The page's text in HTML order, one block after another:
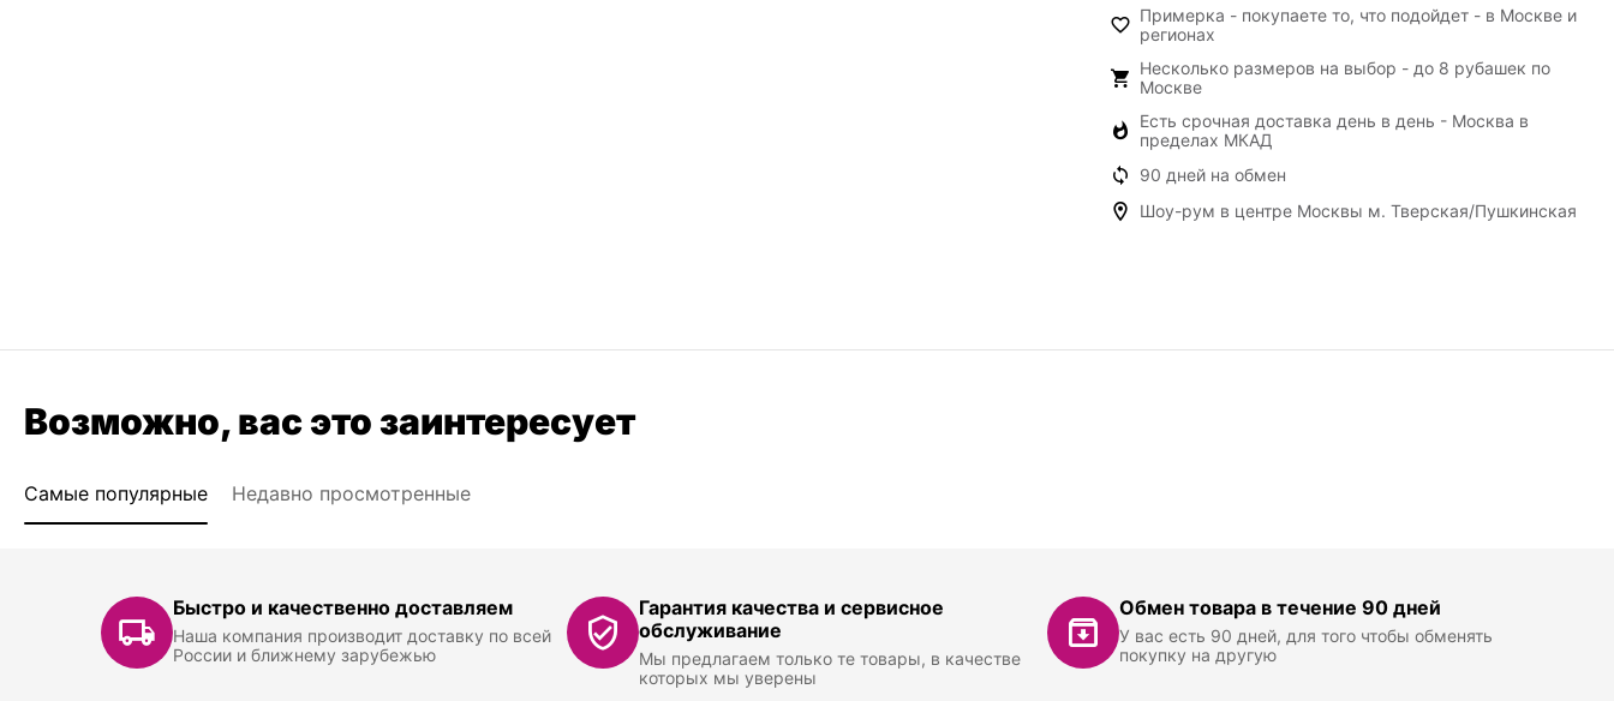
Примерка - покупаете то, что подойдет - в Москве и
регионах
Несколько размеров на выбор - до 8 рубашек по
Москве
Есть срочная доставка день в день - Москва в
пределах МКАД
90 дней на обмен
Шоу-рум в центре Москвы м. Тверская/Пушкинская
Возможно, вас это заинтересует
Самые популярные Недавно просмотренные
Быстро и качественно доставляем
Наша компания производит доставку по всей
России и ближнему зарубежью
Гарантия качества и сервисное
обслуживание
Мы предлагаем только те товары, в качестве
которых мы уверены
Обмен товара в течение 90 дней
У вас есть 90 дней, для того чтобы обменять
покупку на другую